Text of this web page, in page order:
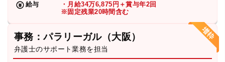
給与
・月給34万6,875円＋賞与年2回
※固定残業20時間含む
事務：パラリーガル（大阪）
弁護士のサポート業務を担当
求人採用